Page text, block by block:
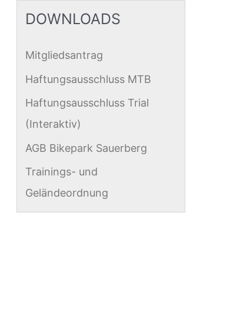
DOWNLOADS
Mitgliedsantrag
Haftungsausschluss MTB
Haftungsausschluss Trial
(Interaktiv)
AGB Bikepark Sauerberg
Trainings- und
Geländeordnung